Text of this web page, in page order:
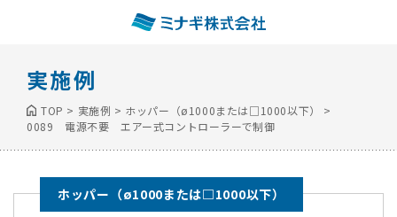
実施例
TOP > 実施例 > ホッパー（ø1000または□1000以下）
>
0089 電源不要 エアー式コントローラーで制御
ホッパー（ø1000または□1000以下）